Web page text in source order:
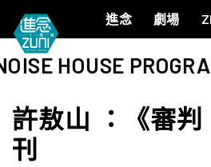
進念
關於進念
年報
劇場
《筆墨大冒
KJ 黃家正鋼琴獨奏
許敖山 ：《審
刊